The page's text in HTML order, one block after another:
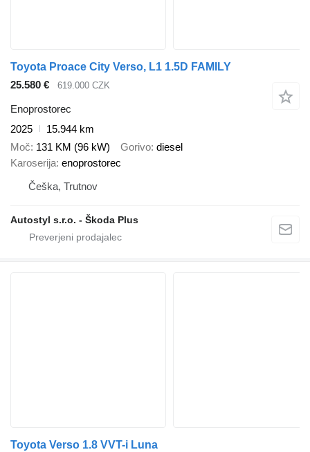
Toyota Proace City Verso, L1 1.5D FAMILY
25.580 €
619.000 CZK
Enoprostorec
2025
15.944 km
Moč 131 KM (96 kW) Gorivo diesel
Karoserija enoprostorec
Češka, Trutnov
Autostyl s.r.o. - Škoda Plus
Toyota Verso 1.8 VVT-i Luna